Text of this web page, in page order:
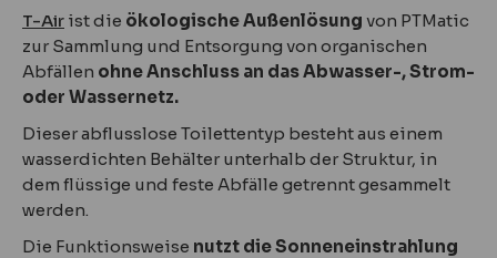
T-Air ist die ökologische Außenlösung von PTMatic
zur Sammlung und Entsorgung von organischen
Abfällen ohne Anschluss an das Abwasser-, Strom-
oder Wassernetz.
Dieser abflusslose Toilettentyp besteht aus einem
wasserdichten Behälter unterhalb der Struktur, in
dem flüssige und feste Abfälle getrennt gesammelt
werden.
Die Funktionsweise nutzt die Sonneneinstrahlung